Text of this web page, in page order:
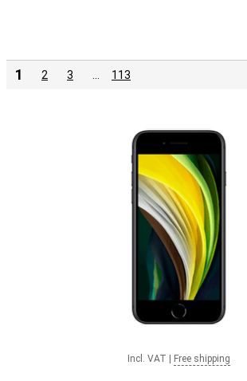
1 2 3 113
Incl. VAT Free shipping